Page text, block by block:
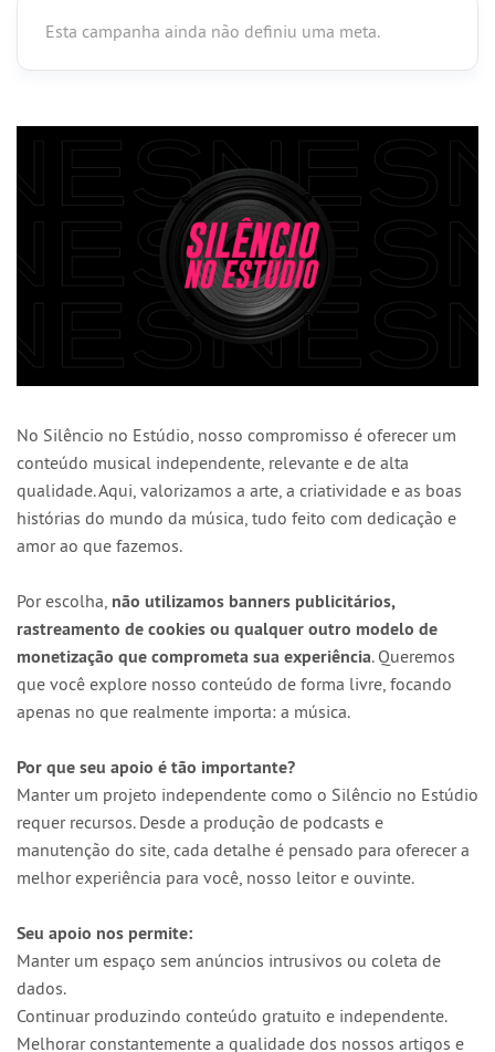
Esta campanha ainda não definiu uma meta.
No Silêncio no Estúdio, nosso compromisso é oferecer um
conteúdo musical independente, relevante e de alta
qualidade. Aqui, valorizamos a arte, a criatividade e as boas
histórias do mundo da música, tudo feito com dedicação e
amor ao que fazemos.
Por escolha, não utilizamos banners publicitários,
rastreamento de cookies ou qualquer outro modelo de
monetização que comprometa sua experiência. Queremos
que você explore nosso conteúdo de forma livre, focando
apenas no que realmente importa: a música.
Por que seu apoio é tão importante?
Manter um projeto independente como o Silêncio no Estúdio
requer recursos. Desde a produção de podcasts e
manutenção do site, cada detalhe é pensado para oferecer a
melhor experiência para você, nosso leitor e ouvinte.
Seu apoio nos permite:
Manter um espaço sem anúncios intrusivos ou coleta de
dados.
Continuar produzindo conteúdo gratuito e independente.
Melhorar constantemente a qualidade dos nossos artigos e